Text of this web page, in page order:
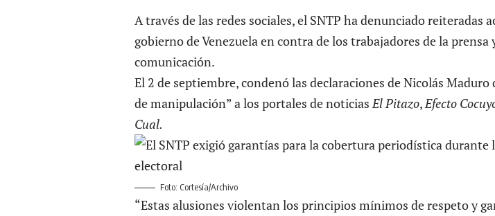
A través de las redes sociales, el SNTP ha denunciado reiteradas
gobierno de Venezuela en contra de los trabajadores de la prensa
comunicación.
El 2 de septiembre, condenó las declaraciones de Nicolás Maduro
de manipulación” a los portales de noticias El Pitazo, Efecto
Cual.
Foto: Cortesía/Archivo
“Estas alusiones violentan los principios mínimos de respeto y